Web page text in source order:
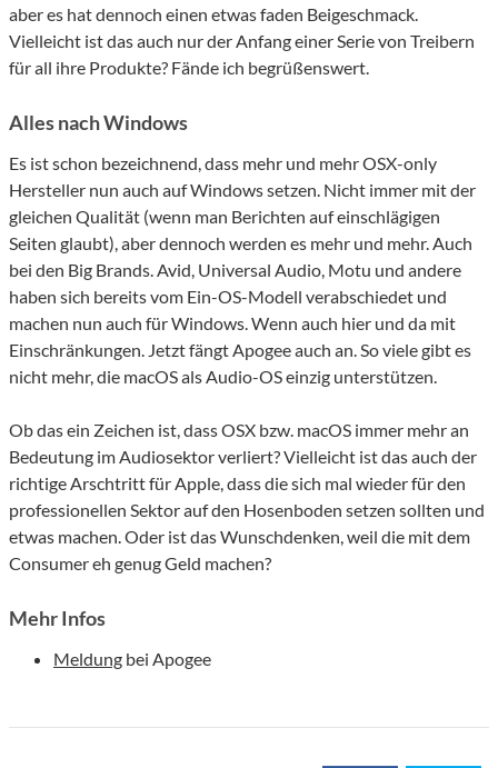
aber es hat dennoch einen etwas faden Beigeschmack.
Vielleicht ist das auch nur der Anfang einer Serie von Treibern
für all ihre Produkte? Fände ich begrüßenswert.
Alles nach Windows
Es ist schon bezeichnend, dass mehr und mehr OSX-only
Hersteller nun auch auf Windows setzen. Nicht immer mit der
gleichen Qualität (wenn man Berichten auf einschlägigen
Seiten glaubt), aber dennoch werden es mehr und mehr. Auch
bei den Big Brands. Avid, Universal Audio, Motu und andere
haben sich bereits vom Ein-OS-Modell verabschiedet und
machen nun auch für Windows. Wenn auch hier und da mit
Einschränkungen. Jetzt fängt Apogee auch an. So viele gibt es
nicht mehr, die macOS als Audio-OS einzig unterstützen.
Ob das ein Zeichen ist, dass OSX bzw. macOS immer mehr an
Bedeutung im Audiosektor verliert? Vielleicht ist das auch der
richtige Arschtritt für Apple, dass die sich mal wieder für den
professionellen Sektor auf den Hosenboden setzen sollten und
etwas machen. Oder ist das Wunschdenken, weil die mit dem
Consumer eh genug Geld machen?
Mehr Infos
Meldung bei Apogee